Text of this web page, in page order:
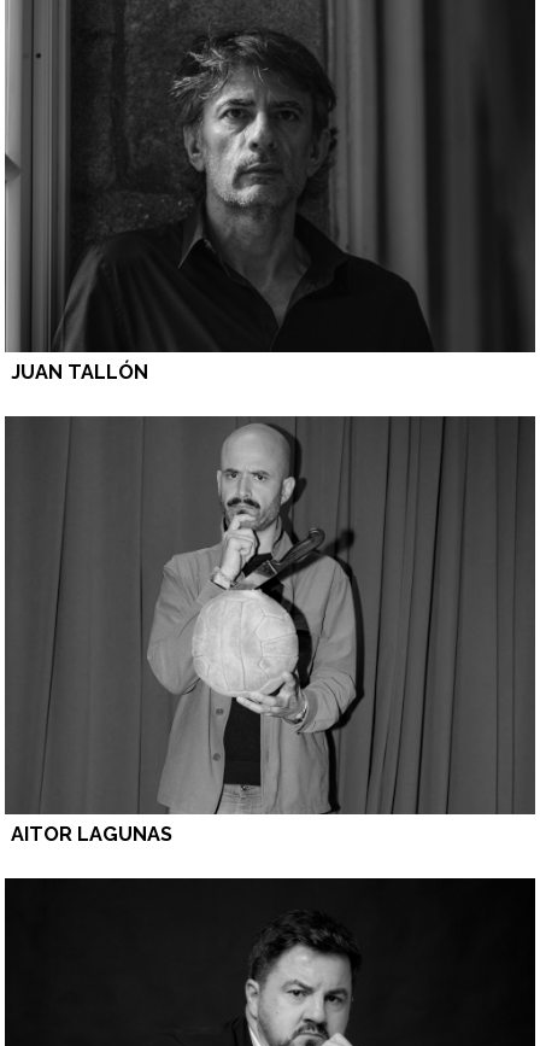
JUAN TALLÓN
AITOR LAGUNAS